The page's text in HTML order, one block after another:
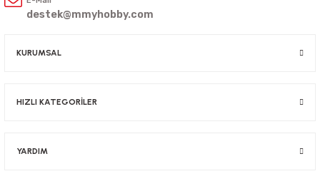
destek@mmyhobby.com
KURUMSAL
HIZLI KATEGORİLER
YARDIM